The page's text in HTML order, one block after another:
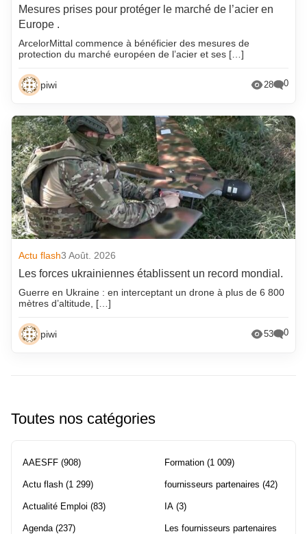
Mesures prises pour protéger le marché de l’acier en
Europe .
ArcelorMittal commence à bénéficier des mesures de
protection du marché européen de l’acier et ses […]
piwi 28 0
Actu flash3 Août. 2026
Les forces ukrainiennes établissent un record mondial.
Guerre en Ukraine : en interceptant un drone à plus de 6 800
mètres d’altitude, […]
piwi 53 0
Toutes nos catégories
AAESFF (908)
Actu flash (1 299)
Actualité Emploi (83)
Agenda (237)
Formation (1 009)
fournisseurs partenaires (42)
IA (3)
Les fournisseurs partenaires